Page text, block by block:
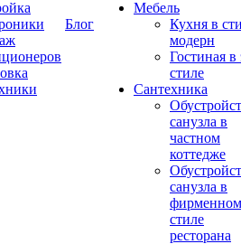
Блог
Мебель
Кухня в
модерн
Гостиная в
стиле
Сантехника
санузла в
частном
коттедже
санузла в
фирменном
стиле
ресторана